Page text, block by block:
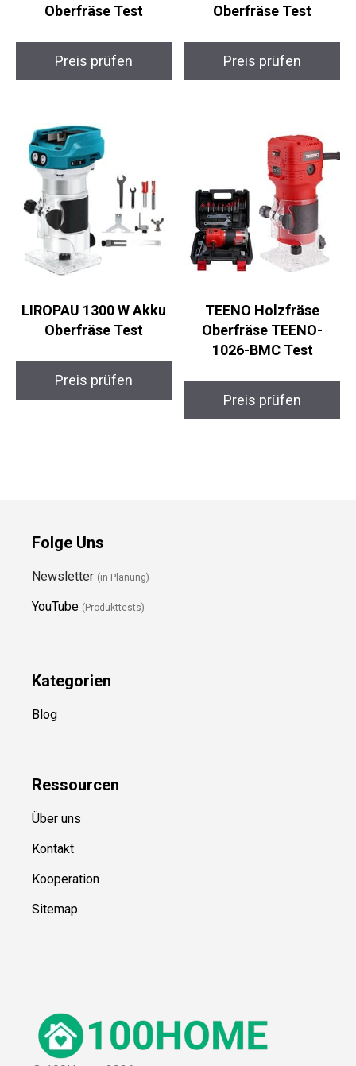
Oberfräse Test
Preis prüfen
Oberfräse Test
Preis prüfen
LIROPAU 1300 W Akku
Oberfräse Test
Preis prüfen
TEENO Holzfräse
Oberfräse TEENO-
1026-BMC Test
Preis prüfen
Folge Uns
Newsletter (in Planung)
YouTube (Produkttests)
Kategorien
Blog
Ressourcen
Über uns
Kontakt
Kooperation
Sitemap